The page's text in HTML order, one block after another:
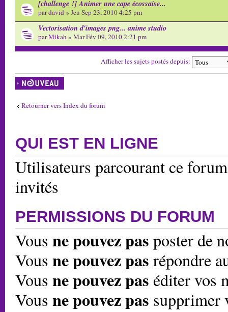
[challenge !] Animer une cape écossaise...
pardavid» Jeu Sep 23, 2010 4:25 pm
Vectorisation d'images png... anime studio
parMikah» Mar Fév 09, 2010 2:21 pm
Afficher les sujets postés depuis:
Écrire un nouveau
sujet
Retourner vers Index du forum
QUI EST EN LIGNE
Utilisateurs parcourant ce
invités
PERMISSIONS DU FORUM
Vous ne pouvez pas poster de
Vous ne pouvez pas répondre
Vous ne pouvez pas éditer vos
Vous ne pouvez pas supprimer